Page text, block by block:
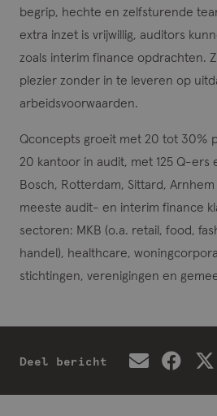
begrip, hechte en zelfsturende
extra inzet is vrijwillig, auditors
zoals interim finance opdrachten.
plezier zonder in te leveren op
arbeidsvoorwaarden.
Qconcepts groeit met 20 tot 30%
20 kantoor in audit, met 125 Q-ers
Bosch, Rotterdam, Sittard,
meeste audit- en interim finance
sectoren: MKB (o.a. retail, food,
handel), healthcare,
stichtingen, verenigingen en
Deel bericht